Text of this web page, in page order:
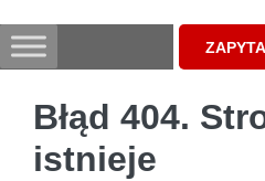
Błąd 404.
istnieje